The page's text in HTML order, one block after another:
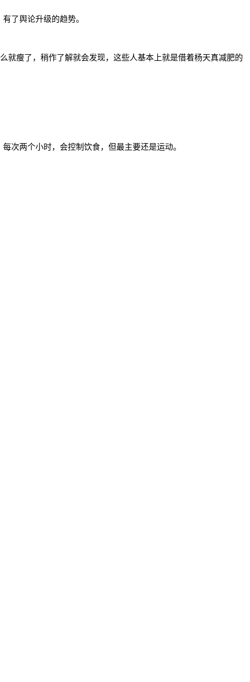
了舆论升级的趋势。
就瘦了，稍作了解就会发现，这些人基本上就是借着杨天真减肥的
次两个小时，会控制饮食，但最主要还是运动。